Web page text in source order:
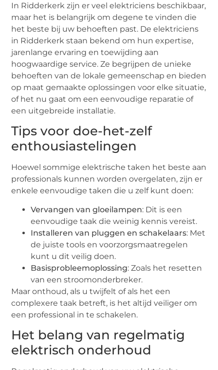
In Ridderkerk zijn er veel elektriciens beschikbaar,
maar het is belangrijk om degene te vinden die
het beste bij uw behoeften past. De elektriciens
in Ridderkerk staan bekend om hun expertise,
jarenlange ervaring en toewijding aan
hoogwaardige service. Ze begrijpen de unieke
behoeften van de lokale gemeenschap en bieden
op maat gemaakte oplossingen voor elke situatie,
of het nu gaat om een eenvoudige reparatie of
een uitgebreide installatie.
Tips voor doe-het-zelf
enthousiastelingen
Hoewel sommige elektrische taken het beste aan
professionals kunnen worden overgelaten, zijn er
enkele eenvoudige taken die u zelf kunt doen:
Vervangen van gloeilampen: Dit is een
eenvoudige taak die weinig kennis vereist.
Installeren van pluggen en schakelaars: Met
de juiste tools en voorzorgsmaatregelen
kunt u dit veilig doen.
Basisprobleemoplossing: Zoals het resetten
van een stroomonderbreker.
Maar onthoud, als u twijfelt of als het een
complexere taak betreft, is het altijd veiliger om
een professional in te schakelen.
Het belang van regelmatig
elektrisch onderhoud